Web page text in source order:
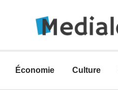
Économie Culture